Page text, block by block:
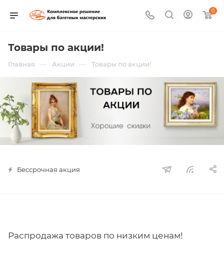
0
Товары по акции!
Главная — Акции — Товары по акции!
Бессрочная акция
Распродажа товаров по низким ценам!